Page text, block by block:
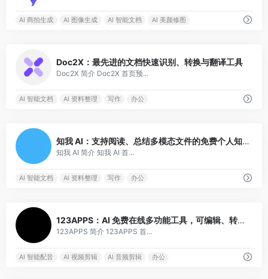
AI 商拍生成 AI 图像生成 AI 智能文档 AI 美颜修图
Doc2X：最先进的文档快速识别、转换与翻译工具
Doc2X 简介 Doc2X 首页预...
AI 智能文档 AI 资料整理 写作 办公
知我 AI：支持阅读、总结多模态文件的免费个人知识库
知我 AI 简介 知我 AI 首...
AI 智能文档 AI 资料整理 写作 办公
123APPS：AI 免费在线多功能工具，可编辑、转换图文+音视频
123APPS 简介 123APPS 首...
AI 智能配音 AI 视频剪辑 AI 音频剪辑 办公